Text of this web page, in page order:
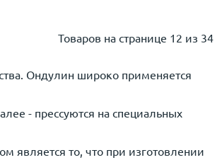
Товаров на странице 12 из 34
Ондулин широко применяется
- прессуются на специальных
является то, что при изготовлении